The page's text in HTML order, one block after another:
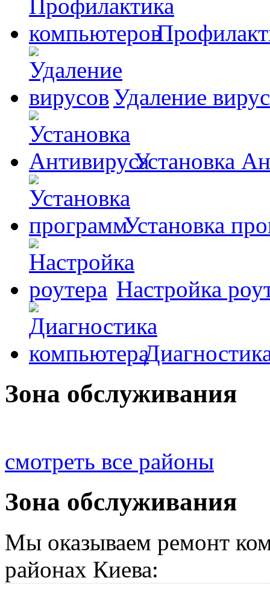
Удаление
Установка
Установка
Настройка
Зона обслуживания
смотреть все районы
Зона обслуживания
Мы оказываем ремонт
районах Киева: